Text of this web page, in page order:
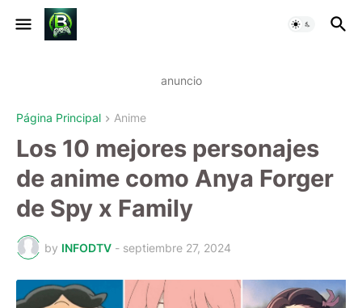
anuncio
Página Principal Anime
Los 10 mejores personajes
de anime como Anya Forger
de Spy x Family
by INFODTV - septiembre 27, 2024